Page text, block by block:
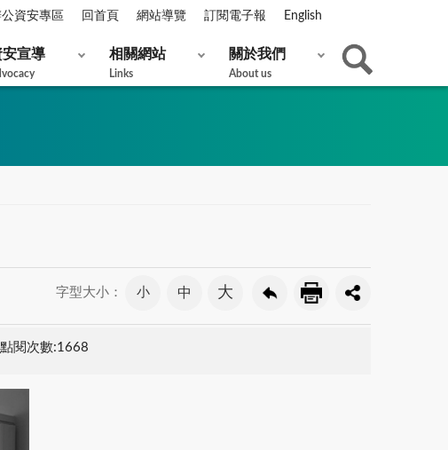
資安專區 回首頁 網站導覽 訂閱電子報 English
安宣導 相關網站
Links
關於我們
About us
字型大小： 小 中 大
點閱次數:1668